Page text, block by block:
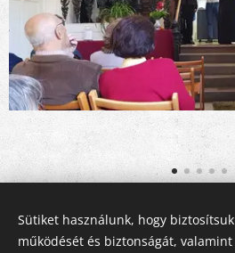
Share
Sütiket használunk, hogy
működését és biztonságát,